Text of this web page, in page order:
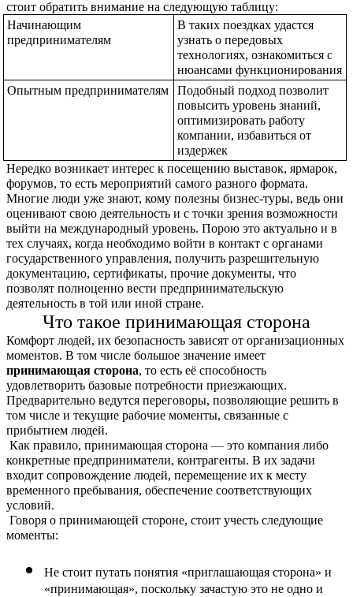
стоит обратить внимание на следующую таблицу:
Начинающим
предпринимателям
В таких поездках удастся
узнать о передовых
технологиях, ознакомиться с
нюансами функционирования
Опытным предпринимателям
Подобный подход позволит
повысить уровень знаний,
оптимизировать работу
компании, избавиться от
издержек
Нередко возникает интерес к посещению выставок, ярмарок,
форумов, то есть мероприятий самого разного формата.
Многие люди уже знают, кому полезны бизнес-туры, ведь они
оценивают свою деятельность и с точки зрения возможности
выйти на международный уровень. Порою это актуально и в
тех случаях, когда необходимо войти в контакт с органами
государственного управления, получить разрешительную
документацию, сертификаты, прочие документы, что
позволят полноценно вести предпринимательскую
деятельность в той или иной стране.
Что такое принимающая сторона
Комфорт людей, их безопасность зависят от организационных
принимающая сторона, то есть её способность
удовлетворить базовые потребности приезжающих.
Предварительно ведутся переговоры, позволяющие решить в
том числе и текущие рабочие моменты, связанные с
прибытием людей.
Как правило, принимающая сторона — это компания либо
конкретные предприниматели, контрагенты. В их задачи
входит сопровождение людей, перемещение их к месту
временного пребывания, обеспечение соответствующих
условий.
Говоря о принимающей стороне, стоит учесть следующие
моменты:
Не стоит путать понятия «приглашающая сторона» и
«принимающая», поскольку зачастую это не одно и